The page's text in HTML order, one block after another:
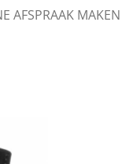
AFSPRAAK MAKEN